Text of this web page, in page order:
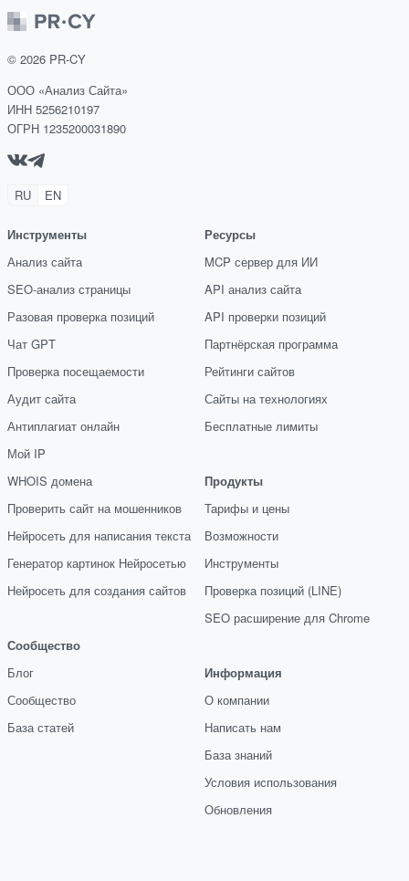
© 2026 PR-CY
ООО «Анализ Сайта»
ИНН 5256210197
ОГРН 1235200031890
RU EN
Инструменты
Анализ сайта
SEO-анализ страницы
Разовая проверка позиций
Чат GPT
Проверка посещаемости
Аудит сайта
Антиплагиат онлайн
Мой IP
WHOIS домена
Проверить сайт на мошенников
Нейросеть для написания текста
Генератор картинок Нейросетью
Нейросеть для создания сайтов
Сообщество
Блог
Сообщество
База статей
Ресурсы
MCP сервер для ИИ
API анализ сайта
API проверки позиций
Партнёрская программа
Рейтинги сайтов
Сайты на технологиях
Бесплатные лимиты
Продукты
Тарифы и цены
Возможности
Инструменты
Проверка позиций (LINE)
SEO расширение для Chrome
Информация
О компании
Написать нам
База знаний
Условия использования
Обновления